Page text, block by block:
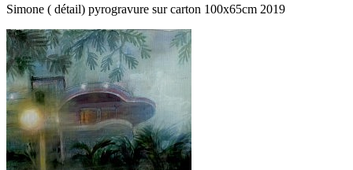
Simone ( détail) pyrogravure sur carton 100x65cm 2019